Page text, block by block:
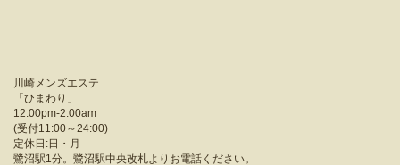
川崎メンズエステ
「ひまわり 」
12:00pm-2:00am
(受付11:00～24:00)
定休日:日・月
鷺沼駅1分。鷺沼駅中央改札よりお電話ください。